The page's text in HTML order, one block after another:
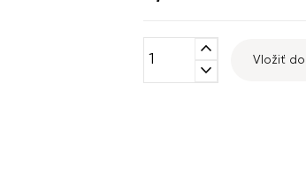
expand_less
expand_more
Vložiť do